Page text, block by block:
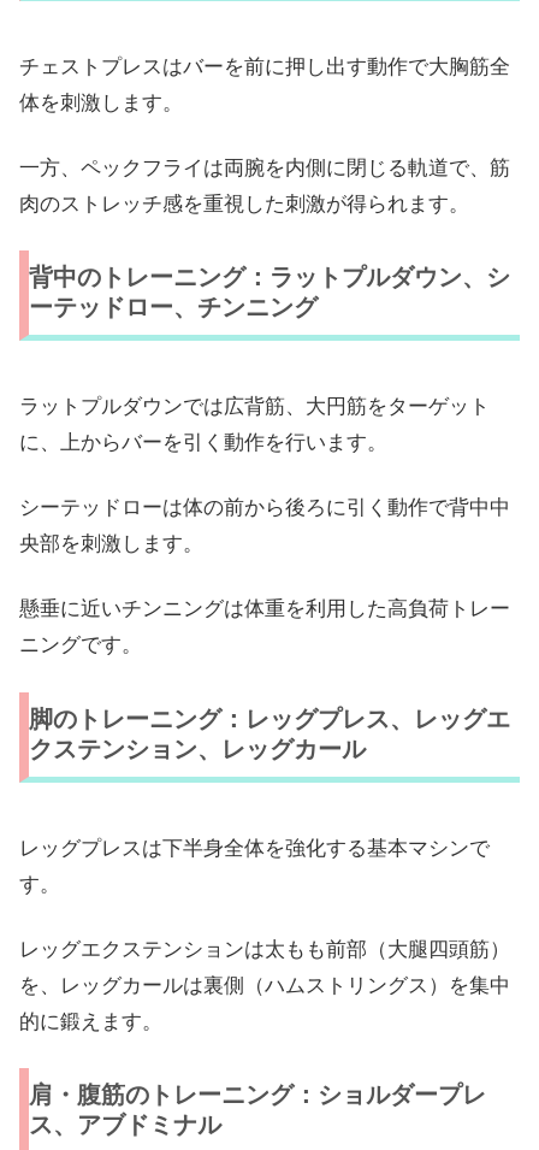
チェストプレスはバーを前に押し出す動作で大胸筋全
体を刺激します。
一方、ペックフライは両腕を内側に閉じる軌道で、筋
肉のストレッチ感を重視した刺激が得られます。
背中のトレーニング：ラットプルダウン、シ
ーテッドロー、チンニング
ラットプルダウンでは広背筋、大円筋をターゲット
に、上からバーを引く動作を行います。
シーテッドローは体の前から後ろに引く動作で背中中
央部を刺激します。
懸垂に近いチンニングは体重を利用した高負荷トレー
ニングです。
脚のトレーニング：レッグプレス、レッグエ
クステンション、レッグカール
レッグプレスは下半身全体を強化する基本マシンで
す。
レッグエクステンションは太もも前部（大腿四頭筋）
を、レッグカールは裏側（ハムストリングス）を集中
的に鍛えます。
肩・腹筋のトレーニング：ショルダープレ
ス、アブドミナル